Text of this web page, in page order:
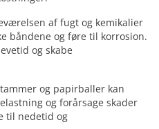
af fugt og kemikalier
båndene og føre til korrosion.
og skabe
og papirballer kan
og forårsage skader
til nedetid og